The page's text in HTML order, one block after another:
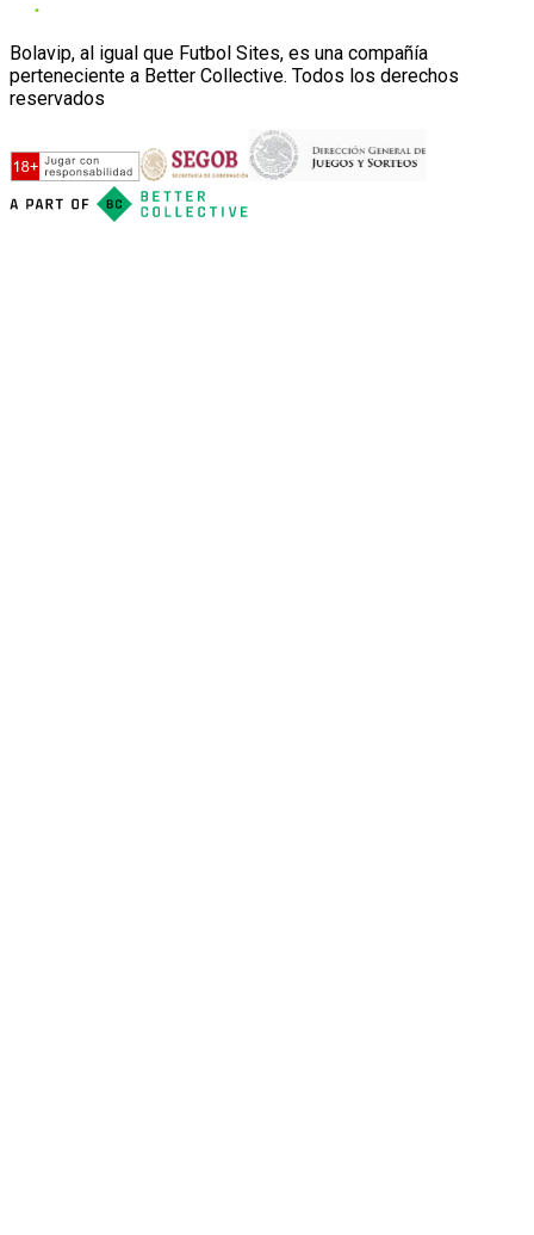
Bolavip, al igual que Futbol Sites, es una compañía
perteneciente a Better Collective. Todos los derechos
reservados